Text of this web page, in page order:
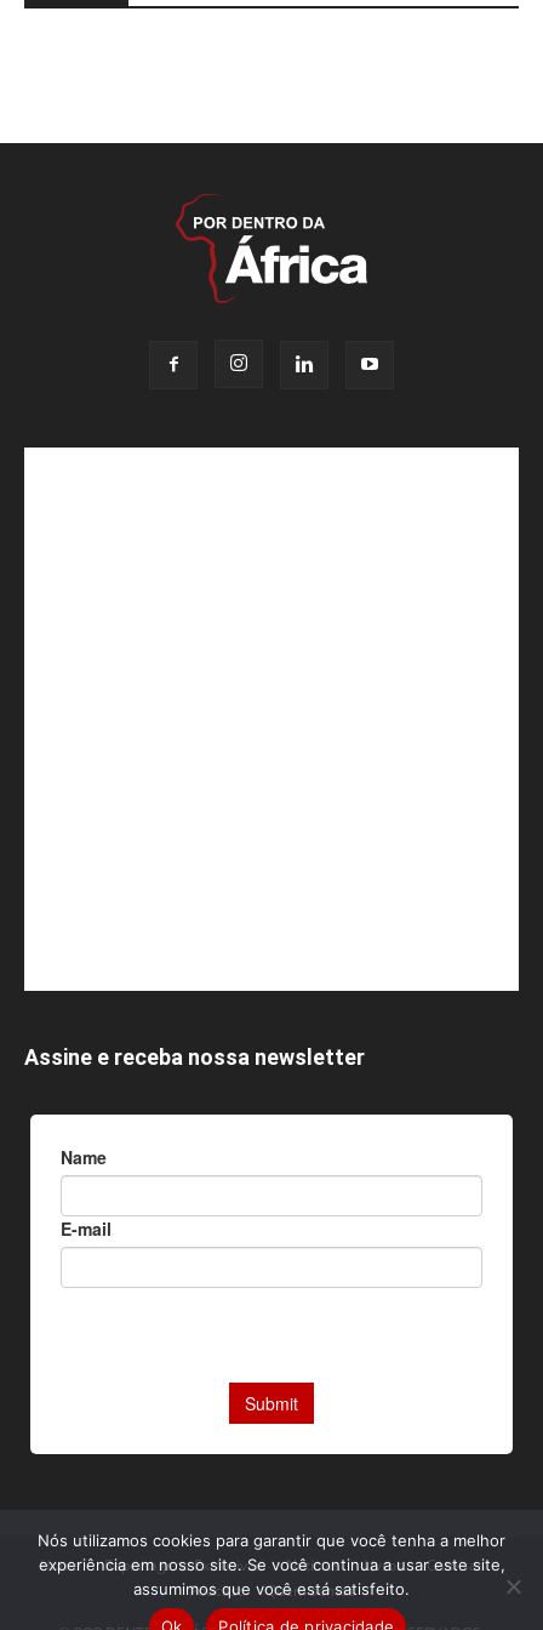
Assine e receba nossa newsletter
Home Reportagens Exclusivas Notícias Livros
Camisas
Podcast
Quem somos
Nós utilizamos cookies para garantir que você tenha a melhor
experiência em nosso site. Se você continua a usar este site,
assumimos que você está satisfeito.
Ok
Política de privacidade